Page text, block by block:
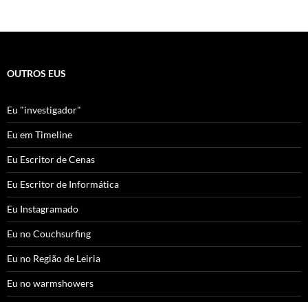
OUTROS EUS
Eu "investigador"
Eu em Timeline
Eu Escritor de Cenas
Eu Escritor de Informática
Eu Instagramado
Eu no Couchsurfing
Eu no Região de Leiria
Eu no warmshowers